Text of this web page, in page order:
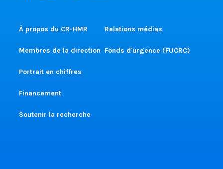
À propos du CR-HMR
Membres de la direction
Portrait en chiffres
Financement
Soutenir la recherche
Relations médias
Fonds d'urgence (FUCRC)